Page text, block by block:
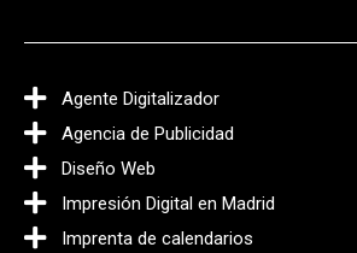
Agente Digitalizador
Agencia de Publicidad
Diseño Web
Impresión Digital en Madrid
Imprenta de calendarios